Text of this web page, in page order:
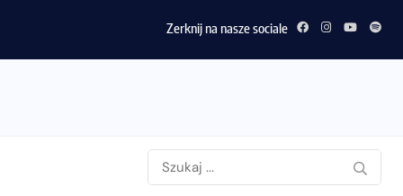
Motywacja do
Zerknij na nasze sociale